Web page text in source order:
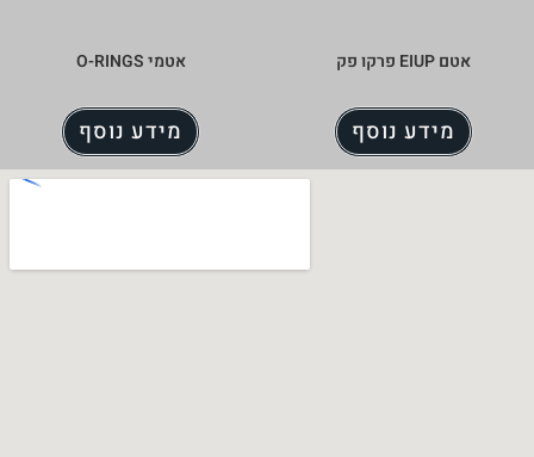
אטמי O-RINGS
מידע נוסף